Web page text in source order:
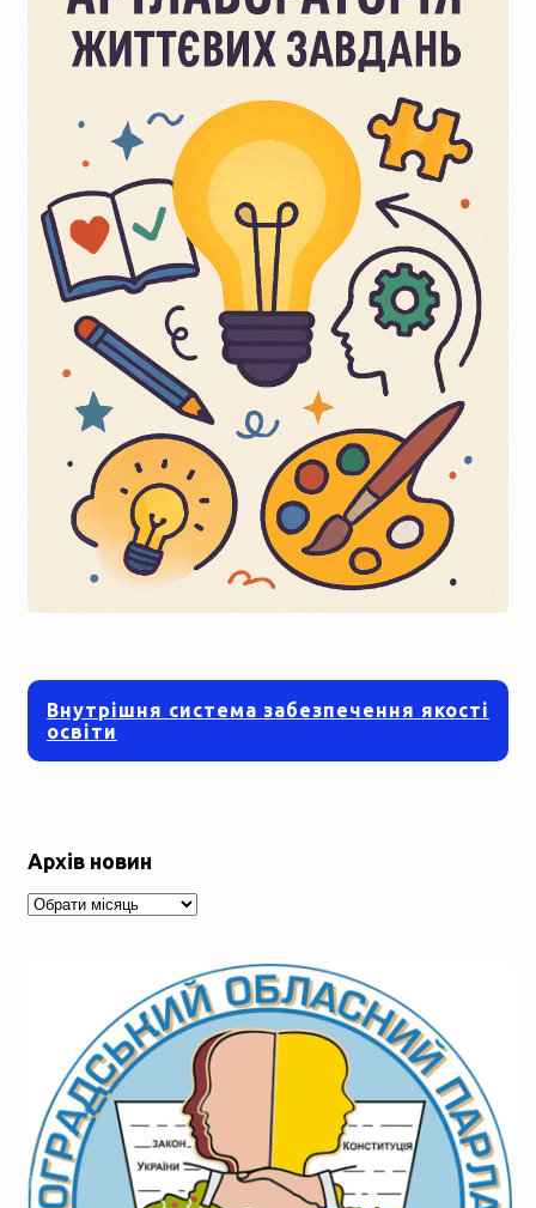
Внутрішня система забезпечення якості
освіти
Архів новин
Архів
новин